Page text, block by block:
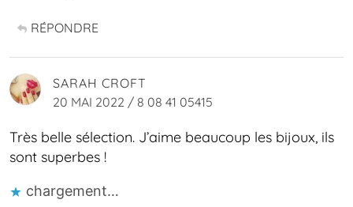
RÉPONDRE
SARAH CROFT
20 MAI 2022 / 8 08 41 05415
Très belle sélection. J’aime beaucoup les bijoux, ils
sont superbes !
chargement…